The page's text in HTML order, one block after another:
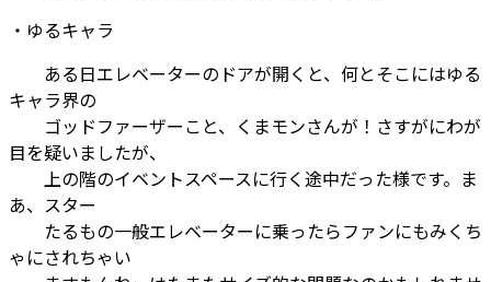
・ゆるキャラ
ある日エレベーターのドアが開くと、何とそこにはゆる
キャラ界の
ゴッドファーザーこと、くまモンさんが！さすがにわが
目を疑いましたが、
上の階のイベントスペースに行く途中だった様です。ま
あ、スター
たるもの一般エレベーターに乗ったらファンにもみくち
ゃにされちゃい